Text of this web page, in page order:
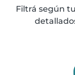
Filtrá según